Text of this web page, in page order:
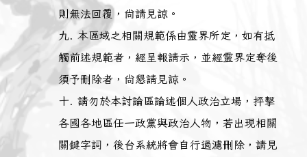
則無法回覆，尚請見諒。
本區域之相關規範係由靈界所定，如有抵
觸前述規範者，經呈報請示，並經靈界定奪後
須予刪除者，尚懇請見諒。
請勿於本討論區論述個人政治立場，抨擊
各國各地區任一政黨與政治人物，若出現相關
關鍵字詞，後台系統將會自行過濾刪除，請見